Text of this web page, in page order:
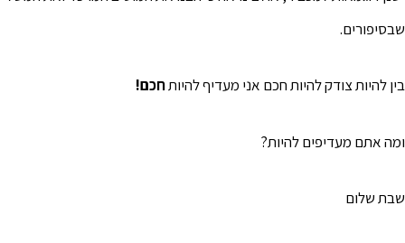
שבסיפורים.
בין להיות צודק להיות חכם אני מעדיף להיותחכם!
ומה אתם מעדיפים להיות?
שבת שלום